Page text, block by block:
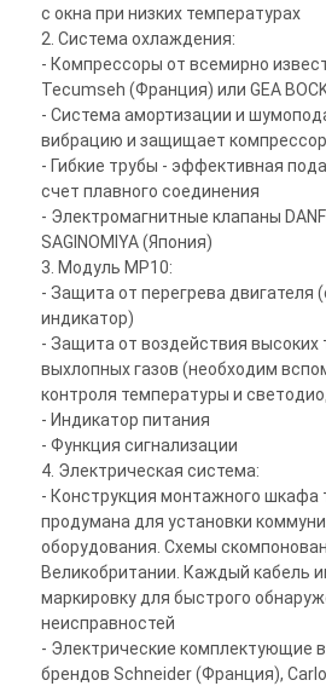
с окна при низких температурах
2. Система охлаждения:
- Компрессоры от всемирно
Tecumseh (Франция) или GEA
- Система амортизации и
вибрацию и защищает компрессор
- Гибкие трубы - эффективная
счет плавного соединения
- Электромагнитные клапаны
SAGINOMIYA (Япония)
3. Модуль MP10:
- Защита от перегрева двигателя
индикатор)
- Защита от воздействия высоких
выхлопных газов (необходим
контроля температуры и
- Индикатор питания
- Функция сигнализации
4. Электрическая система:
- Конструкция монтажного шкафа
продумана для установки
оборудования. Схемы
Великобритании. Каждый кабель
маркировку для быстрого
неисправностей
- Электрические комплектующие
брендов Schneider (Франция),